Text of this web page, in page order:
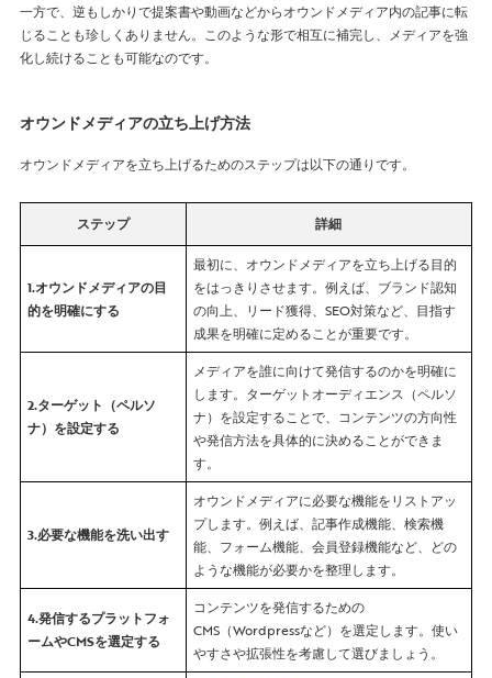
一方で、逆もしかりで提案書や動画などからオウンドメディア内の記事に転
じることも珍しくありません。このような形で相互に補完し、メディアを強
化し続けることも可能なのです。
オウンドメディアの立ち上げ方法
オウンドメディアを立ち上げるためのステップは以下の通りです。
ステップ 詳細
1.オウンドメディアの目
的を明確にする
最初に、オウンドメディアを立ち上げる目的
をはっきりさせます。例えば、ブランド認知
の向上、リード獲得、SEO対策など、目指す
成果を明確に定めることが重要です。
2.ターゲット（ペルソ
ナ）を設定する
メディアを誰に向けて発信するのかを明確に
します。ターゲットオーディエンス（ペルソ
ナ）を設定することで、コンテンツの方向性
や発信方法を具体的に決めることができま
す。
3.必要な機能を洗い出す
オウンドメディアに必要な機能をリストアッ
プします。例えば、記事作成機能、検索機
能、フォーム機能、会員登録機能など、どの
ような機能が必要かを整理します。
4.発信するプラットフォ
ームやCMSを選定する
コンテンツを発信するための
CMS（Wordpressなど）を選定します。使い
やすさや拡張性を考慮して選びましょう。